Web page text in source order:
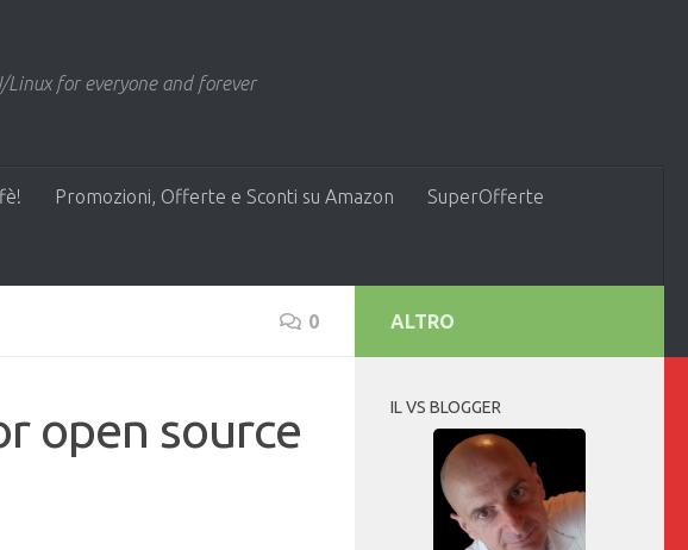
Linux for everyone and forever
Promozioni, Offerte e Sconti su Amazon SuperOfferte
0
open source
ALTRO
IL VS BLOGGER